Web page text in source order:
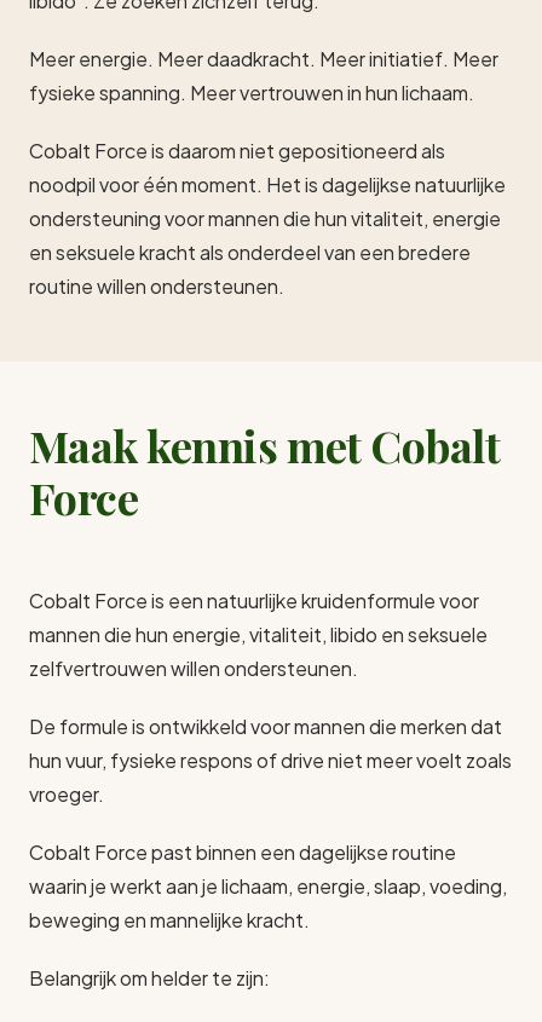
Meer energie. Meer daadkracht. Meer initiatief. Meer
fysieke spanning. Meer vertrouwen in hun lichaam.
Cobalt Force is daarom niet gepositioneerd als
noodpil voor één moment. Het is dagelijkse natuurlijke
ondersteuning voor mannen die hun vitaliteit, energie
en seksuele kracht als onderdeel van een bredere
routine willen ondersteunen.
Maak kennis met Cobalt
Force
Cobalt Force is een natuurlijke kruidenformule voor
mannen die hun energie, vitaliteit, libido en seksuele
zelfvertrouwen willen ondersteunen.
De formule is ontwikkeld voor mannen die merken dat
hun vuur, fysieke respons of drive niet meer voelt zoals
vroeger.
Cobalt Force past binnen een dagelijkse routine
waarin je werkt aan je lichaam, energie, slaap, voeding,
beweging en mannelijke kracht.
Belangrijk om helder te zijn: